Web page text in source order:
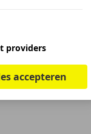
|
providers
accepteren